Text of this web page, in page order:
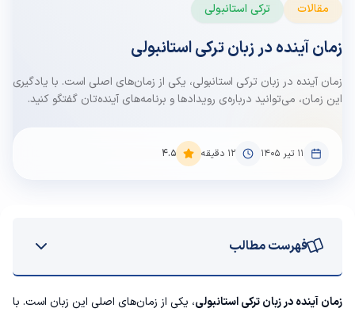
مقالات ترکی استانبولی
زمان آینده در زبان ترکی استانبولی
زمان آینده در زبان ترکی استانبولی، یکی از زمان‌های اصلی است. با یادگیری
این زمان، می‌توانید درباره‌ی رویدادها و برنامه‌های آینده‌تان گفتگو کنید.
۱۱ تیر ۱۴۰۵ 12 دقیقه 4.5
فهرست مطالب
ساختار زمان آینده در ترکی استانبولی
زمان آینده در زبان ترکی استانبولی، یکی از زمان‌های اصلی این زبان است. با